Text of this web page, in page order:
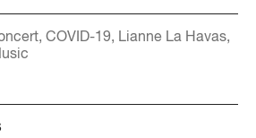
COVID-19 Lianne La Havas